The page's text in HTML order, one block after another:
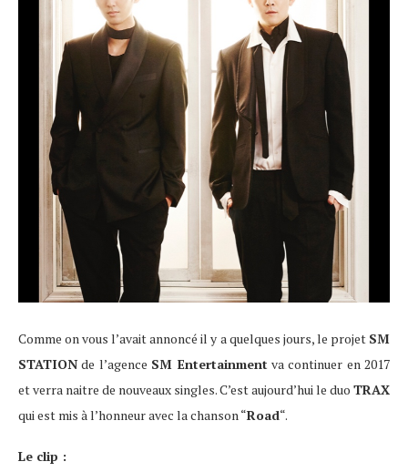
Comme on vous l’avait annoncé il y a quelques jours, le projet SM
STATION de l’agence SM Entertainment va continuer en 2017
et verra naitre de nouveaux singles. C’est aujourd’hui le duo TRAX
qui est mis à l’honneur avec la chanson “Road“.
Le clip :